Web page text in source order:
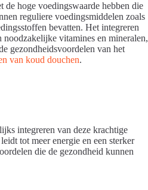
de hoge voedingswaarde hebben die
reguliere voedingsmiddelen zoals
bevatten. Het integreren
vitamines en mineralen,
gezondheidsvoordelen van het
van koud douchen.
integreren van deze krachtige
tot meer energie en een sterker
die de gezondheid kunnen